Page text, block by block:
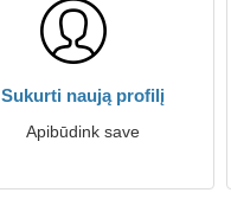
Sukurti naują profilį
Apibūdink save